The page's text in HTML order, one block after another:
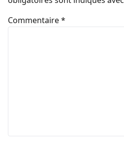
Commentaire*